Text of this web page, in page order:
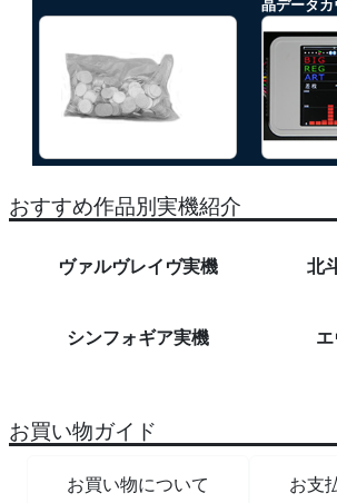
晶データ
おすすめ作品別実機紹介
ヴァルヴレイヴ実機 北
シンフォギア実機
お買い物ガイド
お買い物について お支